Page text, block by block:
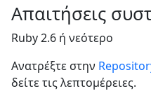
Απαιτήσεις
Ruby 2.6 ή νεότερο
Ανατρέξτε στην
δείτε τις λεπτομέρειες.